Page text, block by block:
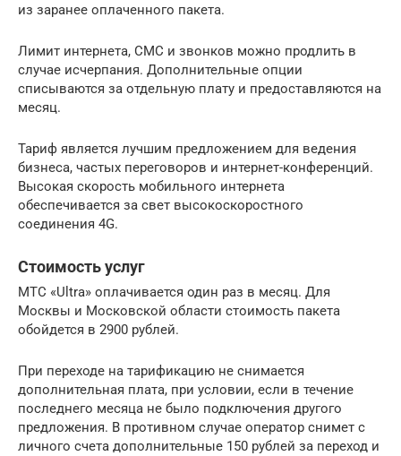
из заранее оплаченного пакета.
Лимит интернета, СМС и звонков можно продлить в
случае исчерпания. Дополнительные опции
списываются за отдельную плату и предоставляются на
месяц.
Тариф является лучшим предложением для ведения
бизнеса, частых переговоров и интернет-конференций.
Высокая скорость мобильного интернета
обеспечивается за свет высокоскоростного
соединения 4G.
Стоимость услуг
МТС «Ultra» оплачивается один раз в месяц. Для
Москвы и Московской области стоимость пакета
обойдется в 2900 рублей.
При переходе на тарификацию не снимается
дополнительная плата, при условии, если в течение
последнего месяца не было подключения другого
предложения. В противном случае оператор снимет с
личного счета дополнительные 150 рублей за переход и